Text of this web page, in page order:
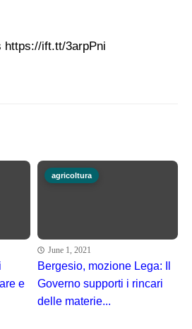
https://ift.tt/3arpPni
e
agricoltura
June 1, 2021
Bergesio, mozione Lega: Il
Governo supporti i rincari
delle materie...